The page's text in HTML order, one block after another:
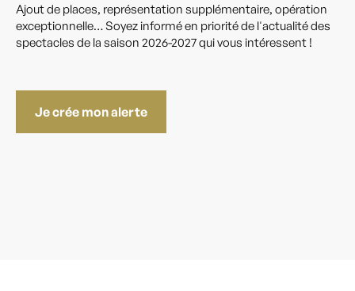
Ajout de places, représentation supplémentaire, opération
exceptionnelle… Soyez informé en priorité de l'actualité des
spectacles de la saison 2026-2027 qui vous intéressent !
Je crée mon alerte